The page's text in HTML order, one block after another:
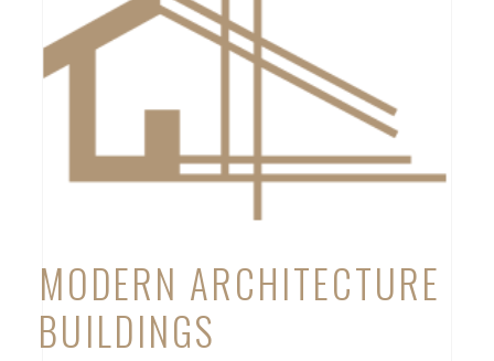
MODERN ARCHITECTURE
BUILDINGS